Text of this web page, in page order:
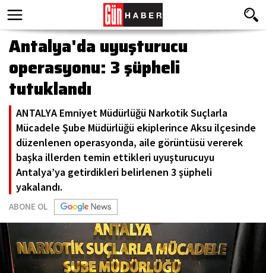
Antalya'da uyuşturucu
operasyonu: 3 şüpheli
tutuklandı
ANTALYA Emniyet Müdürlüğü Narkotik Suçlarla
Mücadele Şube Müdürlüğü ekiplerince Aksu ilçesinde
düzenlenen operasyonda, aile görüntüsü vererek
başka illerden temin ettikleri uyuşturucuyu
Antalya’ya getirdikleri belirlenen 3 şüpheli
yakalandı.
ABONE OL